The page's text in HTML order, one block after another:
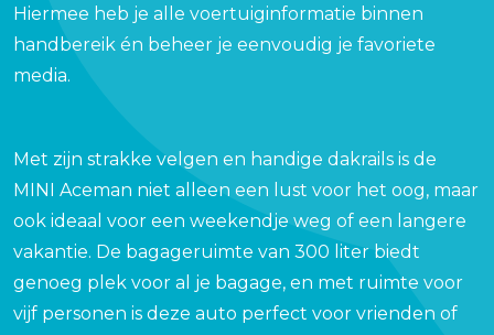
Hiermee heb je alle voertuiginformatie binnen
handbereik én beheer je eenvoudig je favoriete
media.
Met zijn strakke velgen en handige dakrails is de
MINI Aceman niet alleen een lust voor het oog, maar
ook ideaal voor een weekendje weg of een langere
vakantie. De bagageruimte van 300 liter biedt
genoeg plek voor al je bagage, en met ruimte voor
vijf personen is deze auto perfect voor vrienden of